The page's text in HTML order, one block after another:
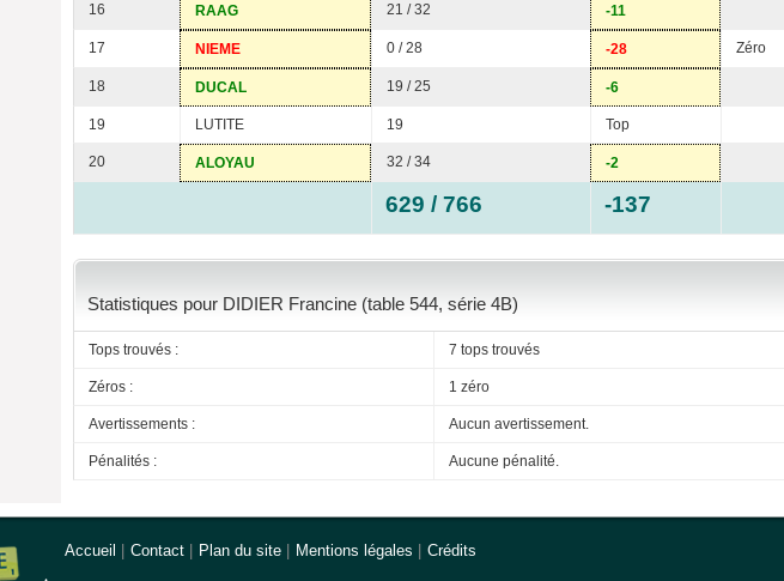
16 RAAG 21 / 32 -11
17 NIEME 0 / 28 -28 Zéro
18 DUCAL 19 / 25 -6
19 LUTITE 19 Top
20 ALOYAU 32 / 34 -2
629 / 766 -137
Statistiques pour DIDIER Francine (table 544, série 4B)
Tops trouvés : 7 tops trouvés
Zéros : 1 zéro
Avertissements : Aucun avertissement.
Pénalités : Aucune pénalité.
Accueil Contact Plan du site Mentions légales Crédits